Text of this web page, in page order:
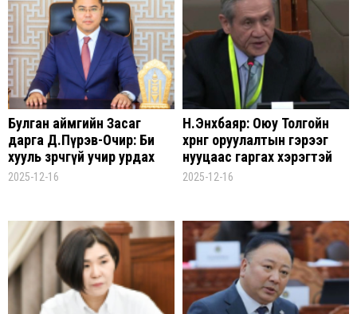
Булган аймгийн Засаг
дарга Д.Пүрэв-Очир: Би
хууль зөрчөөгүй учир урдах
ажлаа хийгээд явах болно
2025-12-16
Н.Энхбаяр: Оюу Толгойн
хөрөнгө оруулалтын гэрээг
нууцаас гаргах хэрэгтэй
2025-12-16